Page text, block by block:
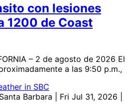
con lesiones
1200 de Coast
– 2 de agosto de 2026 El
a las 9:50 p.m.,
Barbara
| Fri Jul 31, 2026 |